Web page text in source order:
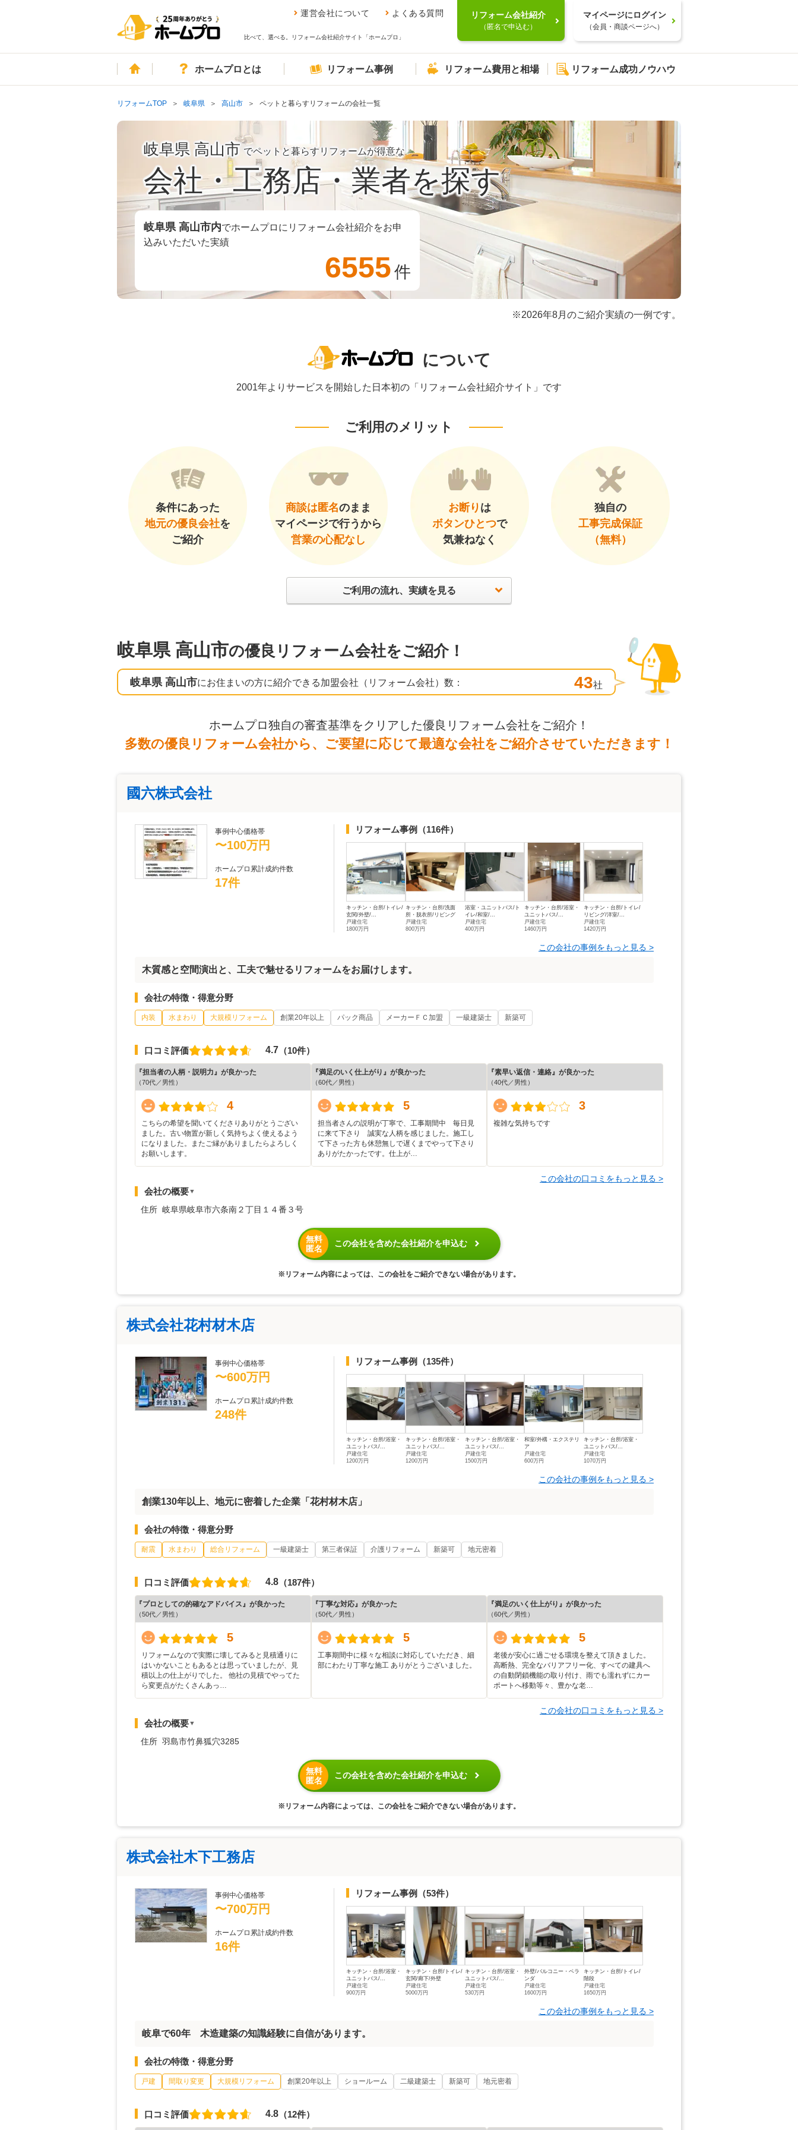
運営会社について よくある質問
比べて、選べる。リフォーム会社紹介サイト「ホームプロ」
リフォーム会社紹介
（匿名で申込む）
マイページにログイン
（会員・商談ページへ）
ホームホームプロとは リフォーム事例 リフォーム費用と相場 リフォーム成功ノウハウ
リフォームTOP 岐阜県 高山市 ペットと暮らすリフォームの会社一覧
岐阜県 高山市 でペットと暮らすリフォームが得意な
会社・工務店・業者を探す
岐阜県 高山市内でホームプロにリフォーム会社紹介をお申
込みいただいた実績
6555件
※2026年8月のご紹介実績の一例です。
について
2001年よりサービスを開始した日本初の「リフォーム会社紹介サイト」です
ご利用のメリット
条件にあった
地元の優良会社を
ご紹介
商談は匿名のまま
マイページで行うから
営業の心配なし
お断り は
ボタンひとつで
気兼ねなく
独自の
工事完成保証
（無料）
ご利用の流れ、実績を見る
岐阜県 高山市の優良リフォーム会社をご紹介！
岐阜県 高山市にお住まいの方に紹介できる加盟会社（リフォーム会社）数： 43社
ホームプロ独自の審査基準をクリアした優良リフォーム会社をご紹介！
多数の優良リフォーム会社から、ご要望に応じて最適な会社をご紹介させていただきます！
國六株式会社
事例中心価格帯
〜100万円
ホームプロ累計成約件数
17件
リフォーム事例 （116件）
キッチン・台所/トイレ/
玄関/外壁/...
戸建住宅
1800万円
キッチン・台所/洗面
所・脱衣所/リビング
戸建住宅
800万円
浴室・ユニットバス/ト
イレ/和室/...
戸建住宅
400万円
キッチン・台所/浴室・
ユニットバス/...
戸建住宅
1460万円
キッチン・台所/トイレ/
リビング/洋室/...
戸建住宅
1420万円
この会社の事例をもっと見る >
木質感と空間演出と、工夫で魅せるリフォームをお届けします。
会社の特徴・得意分野
内装 水まわり 大規模リフォーム 創業20年以上 パック商品 メーカーＦＣ加盟 一級建築士 新築可
口コミ評価 4.7 （10件）
『担当者の人柄・説明力』が良かった
（70代／男性）
4
こちらの希望を聞いてくださりありがとうござい
ました。古い物置が新しく気持ちよく使えるよう
になりました。またご縁がありましたらよろしく
お願いします。
『満足のいく仕上がり』が良かった
（60代／男性）
5
担当者さんの説明が丁寧で、工事期間中 毎日見
に来て下さり 誠実な人柄を感じました。施工し
て下さった方も休憩無しで遅くまでやって下さり
ありがたかったです。仕上が…
『素早い返信・連絡』が良かった
（40代／男性）
3
複雑な気持ちです
この会社の口コミをもっと見る >
会社の概要▼
住所 岐阜県岐阜市六条南２丁目１４番３号
無料
匿名
この会社を含めた会社紹介を申込む
※リフォーム内容によっては、この会社をご紹介できない場合があります。
株式会社花村材木店
事例中心価格帯
〜600万円
ホームプロ累計成約件数
248件
リフォーム事例 （135件）
キッチン・台所/浴室・
ユニットバス/...
戸建住宅
1200万円
キッチン・台所/浴室・
ユニットバス/...
戸建住宅
1200万円
キッチン・台所/浴室・
ユニットバス/...
戸建住宅
1500万円
和室/外構・エクステリ
ア
戸建住宅
600万円
キッチン・台所/浴室・
ユニットバス/...
戸建住宅
1070万円
この会社の事例をもっと見る >
創業130年以上、地元に密着した企業「花村材木店」
会社の特徴・得意分野
耐震 水まわり 総合リフォーム 一級建築士 第三者保証 介護リフォーム 新築可 地元密着
口コミ評価 4.8 （187件）
『プロとしての的確なアドバイス』が良かった
（50代／男性）
5
リフォームなので実際に壊してみると見積通りに
はいかないこともあるとは思っていましたが、見
積以上の仕上がりでした。 他社の見積でやってた
ら変更点がたくさんあっ…
『丁寧な対応』が良かった
（50代／男性）
5
工事期間中に様々な相談に対応していただき、細
部にわたり丁寧な施工 ありがとうございました。
『満足のいく仕上がり』が良かった
（60代／男性）
5
老後が安心に過ごせる環境を整えて頂きました。
高断熱、完全なバリアフリー化、すべての建具へ
の自動閉鎖機能の取り付け、雨でも濡れずにカー
ポートへ移動等々、豊かな老…
この会社の口コミをもっと見る >
会社の概要▼
住所 羽島市竹鼻狐穴3285
無料
匿名
この会社を含めた会社紹介を申込む
※リフォーム内容によっては、この会社をご紹介できない場合があります。
株式会社木下工務店
事例中心価格帯
〜700万円
ホームプロ累計成約件数
16件
リフォーム事例 （53件）
キッチン・台所/浴室・
ユニットバス/...
戸建住宅
900万円
キッチン・台所/トイレ/
玄関/廊下/外壁
戸建住宅
5000万円
キッチン・台所/浴室・
ユニットバス/...
戸建住宅
530万円
外壁/バルコニー・ベラ
ンダ
戸建住宅
1600万円
キッチン・台所/トイレ/
階段
戸建住宅
1650万円
この会社の事例をもっと見る >
岐阜で60年 木造建築の知識経験に自信があります。
会社の特徴・得意分野
戸建 間取り変更 大規模リフォーム 創業20年以上 ショールーム 二級建築士 新築可 地元密着
口コミ評価 4.8 （12件）